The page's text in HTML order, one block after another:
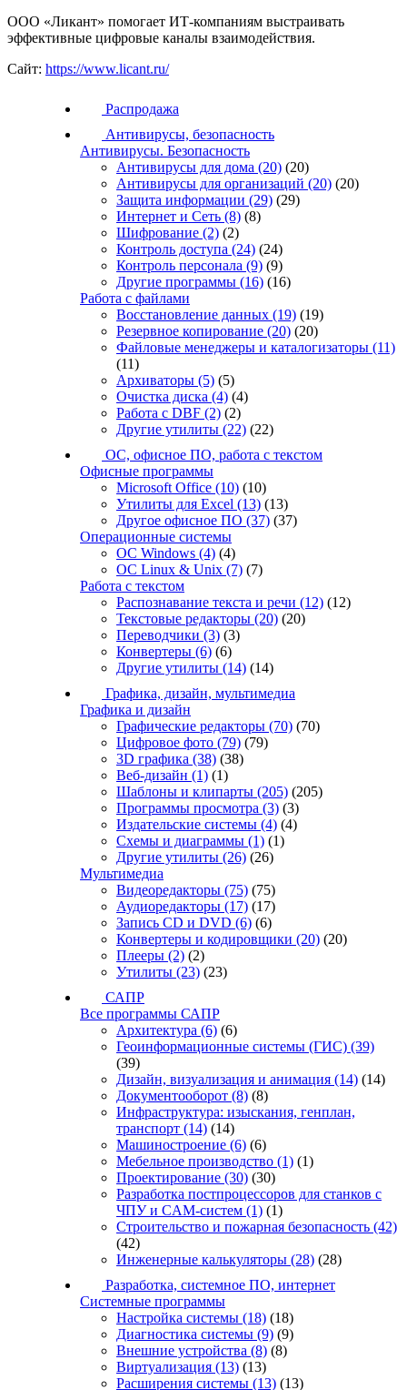
ООО «Ликант» помогает ИТ-компаниям выстраивать
эффективные цифровые каналы взаимодействия.
Сайт: https://www.licant.ru/
Распродажа
Антивирусы, безопасность
Антивирусы. Безопасность
Антивирусы для дома (20) (20)
Антивирусы для организаций (20) (20)
Защита информации (29) (29)
Интернет и Сеть (8) (8)
Шифрование (2) (2)
Контроль доступа (24) (24)
Контроль персонала (9) (9)
Другие программы (16) (16)
Работа с файлами
Восстановление данных (19) (19)
Резервное копирование (20) (20)
Файловые менеджеры и каталогизаторы (11)
(11)
Архиваторы (5) (5)
Очистка диска (4) (4)
Работа с DBF (2) (2)
Другие утилиты (22) (22)
ОС, офисное ПО, работа с текстом
Офисные программы
Microsoft Office (10) (10)
Утилиты для Excel (13) (13)
Другое офисное ПО (37) (37)
Операционные системы
ОС Windows (4) (4)
ОС Linux & Unix (7) (7)
Работа с текстом
Распознавание текста и речи (12) (12)
Текстовые редакторы (20) (20)
Переводчики (3) (3)
Конвертеры (6) (6)
Другие утилиты (14) (14)
Графика, дизайн, мультимедиа
Графика и дизайн
Графические редакторы (70) (70)
Цифровое фото (79) (79)
3D графика (38) (38)
Веб-дизайн (1) (1)
Шаблоны и клипарты (205) (205)
Программы просмотра (3) (3)
Издательские системы (4) (4)
Схемы и диаграммы (1) (1)
Другие утилиты (26) (26)
Мультимедиа
Видеоредакторы (75) (75)
Аудиоредакторы (17) (17)
Запись CD и DVD (6) (6)
Конвертеры и кодировщики (20) (20)
Плееры (2) (2)
Утилиты (23) (23)
САПР
Все программы САПР
Архитектура (6) (6)
Геоинформационные системы (ГИС) (39)
(39)
Дизайн, визуализация и анимация (14) (14)
Документооборот (8) (8)
Инфраструктура: изыскания, генплан,
транспорт (14) (14)
Машиностроение (6) (6)
Мебельное производство (1) (1)
Проектирование (30) (30)
Разработка постпроцессоров для станков с
ЧПУ и CAM-систем (1) (1)
Строительство и пожарная безопасность (42)
(42)
Инженерные калькуляторы (28) (28)
Разработка, системное ПО, интернет
Системные программы
Настройка системы (18) (18)
Диагностика системы (9) (9)
Внешние устройства (8) (8)
Виртуализация (13) (13)
Расширения системы (13) (13)